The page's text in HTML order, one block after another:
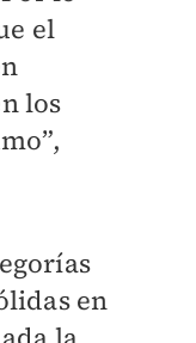
el
los
en